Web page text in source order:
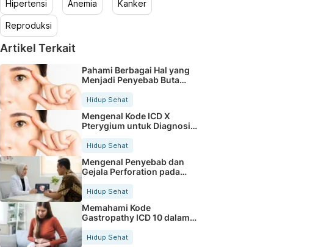
Hipertensi Anemia Kanker
Reproduksi
Artikel Terkait
Pahami Berbagai Hal yang
Menjadi Penyebab Buta
Hidup Sehat
Mengenal Kode ICD X
Pterygium untuk Diagnosis
Hidup Sehat
Mengenal Penyebab dan
Gejala Perforation pada
Tubuh
Hidup Sehat
Memahami Kode
Gastropathy ICD 10 dalam
Rekam Medis Pasien
Hidup Sehat